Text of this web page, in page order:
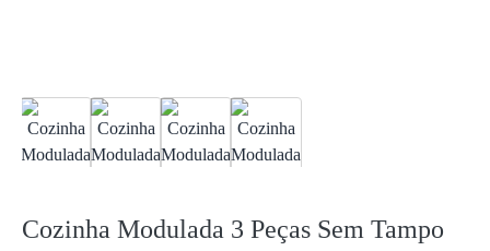
Cozinha Modulada 3 Peças Sem Tampo